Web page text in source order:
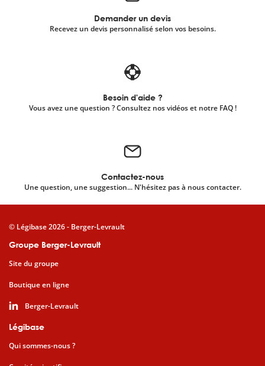
Demander un devis
Recevez un devis personnalisé selon vos besoins.
Besoin d'aide ?
Vous avez une question ? Consultez nos vidéos et notre FAQ !
Contactez-nous
Une question, une suggestion... N'hésitez pas à nous contacter.
Groupe Berger-Levrault
Site du groupe
Boutique en ligne
Berger-Levrault
Légibase
Qui sommes-nous ?
© Légibase 2026 - Berger-Levrault